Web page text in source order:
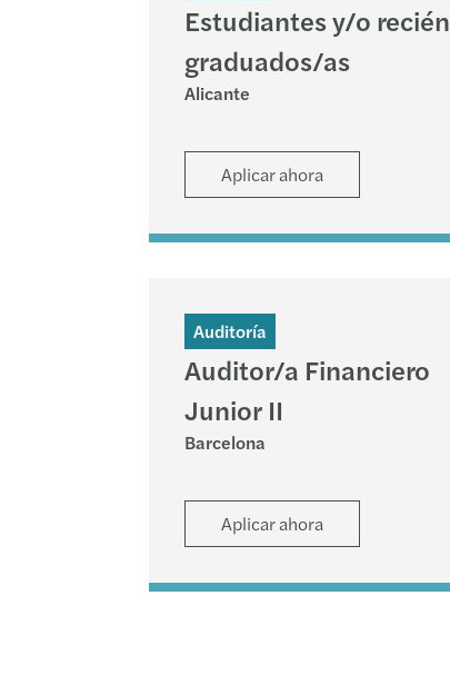
Estudiantes y/o recién
graduados/as
Alicante
Aplicar ahora
Auditoría
Auditor/a Financiero
Junior II
Barcelona
Aplicar ahora